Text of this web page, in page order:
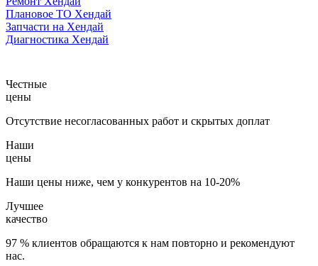
Плановое ТО Хендай
Запчасти на Хендай
Диагностика Хендай
Честные
цены
Отсутствие несогласованных работ и скрытых доплат
Наши
цены
Наши цены ниже, чем у конкурентов на 10-20%
Лучшее
качество
97 % клиентов обращаются к нам повторно и рекомендуют
нас.